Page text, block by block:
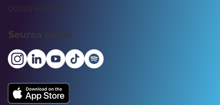
00510 Helsinki
Seuraa meitä